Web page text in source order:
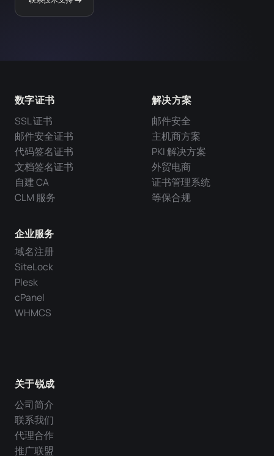
数字证书
SSL 证书
邮件安全证书
代码签名证书
文档签名证书
自建 CA
CLM 服务
企业服务
域名注册
SiteLock
Plesk
cPanel
WHMCS
解决方案
邮件安全
主机商方案
PKI 解决方案
外贸电商
证书管理系统
等保合规
关于锐成
公司简介
联系我们
代理合作
推广联盟